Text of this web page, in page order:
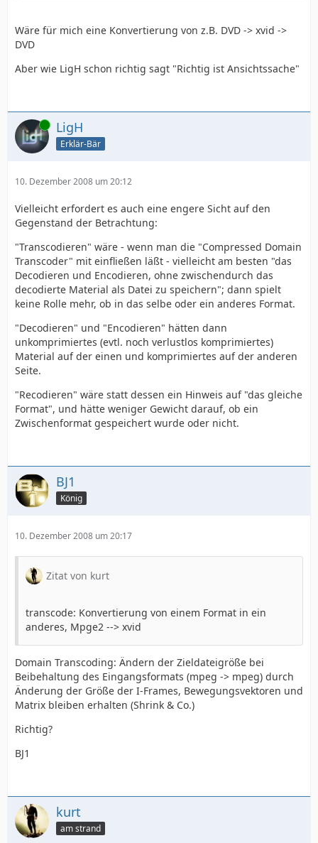
Wäre für mich eine Konvertierung von z.B. DVD -> xvid ->
DVD
Aber wie LigH schon richtig sagt "Richtig ist Ansichtssache"
Online LigH
Erklär-Bär
10. Dezember 2008 um 20:12
Vielleicht erfordert es auch eine engere Sicht auf den
Gegenstand der Betrachtung:
"Transcodieren" wäre - wenn man die "Compressed Domain
Transcoder" mit einfließen läßt - vielleicht am besten "das
Decodieren und Encodieren, ohne zwischendurch das
decodierte Material als Datei zu speichern"; dann spielt
keine Rolle mehr, ob in das selbe oder ein anderes Format.
"Decodieren" und "Encodieren" hätten dann
unkomprimiertes (evtl. noch verlustlos komprimiertes)
Material auf der einen und komprimiertes auf der anderen
Seite.
"Recodieren" wäre statt dessen ein Hinweis auf "das gleiche
Format", und hätte weniger Gewicht darauf, ob ein
Zwischenformat gespeichert wurde oder nicht.
BJ1
König
10. Dezember 2008 um 20:17
Zitat von kurt
transcode: Konvertierung von einem Format in ein
anderes, Mpge2 --> xvid
Domain Transcoding: Ändern der Zieldateigröße bei
Beibehaltung des Eingangsformats (mpeg -> mpeg) durch
Änderung der Größe der I-Frames, Bewegungsvektoren und
Matrix bleiben erhalten (Shrink & Co.)
Richtig?
BJ1
kurt
am strand